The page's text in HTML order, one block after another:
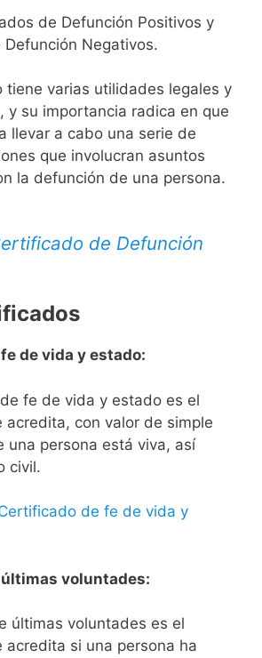
de Defunción Positivos y
Negativos.
tiene varias utilidades legales y
y su importancia radica en que
llevar a cabo una serie de
que involucran asuntos
la defunción de una persona.
de Defunción
de vida y estado:
fe de vida y estado es el
acredita, con valor de simple
una persona está viva, así
civil.
de fe de vida y
voluntades:
últimas voluntades es el
acredita si una persona ha